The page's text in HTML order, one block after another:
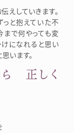
えしていきます。
と抱えていた不
まで何やっても変
けになれると思い
います。
正しく